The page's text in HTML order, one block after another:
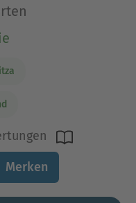
Merken